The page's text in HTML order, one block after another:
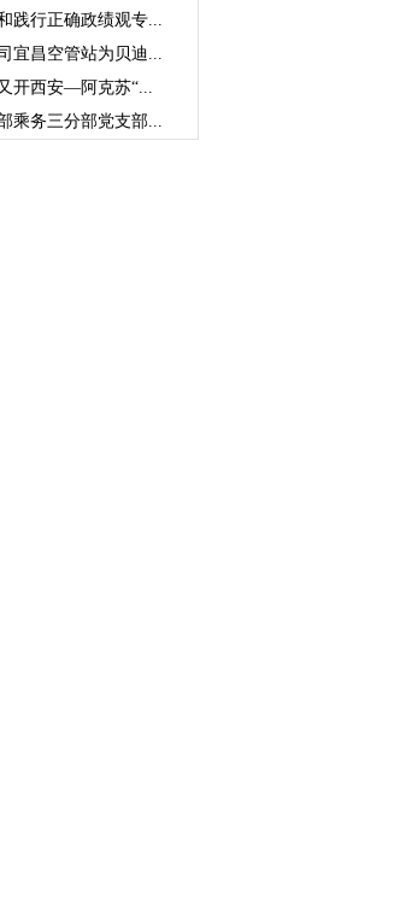
践行正确政绩观专...
宜昌空管站为贝迪...
开西安—阿克苏“...
乘务三分部党支部...